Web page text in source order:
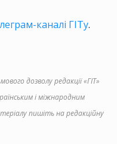
каналі ГІТу.
дозволу редакції «ГІТ»
і міжнародним
пишіть на редакційну